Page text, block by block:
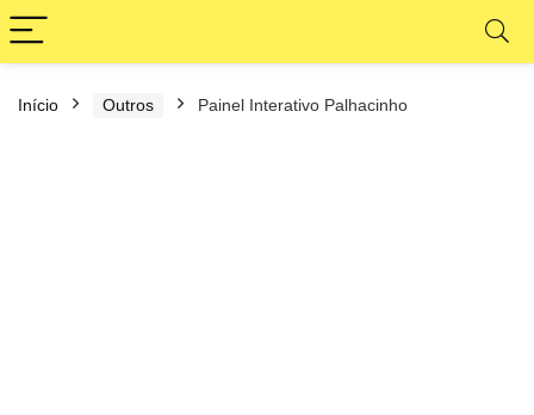
Início Outros Painel Interativo Palhacinho